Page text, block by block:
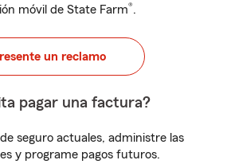
móvil de State Farm®.
un reclamo
pagar una factura?
seguro actuales, administre las
y programe pagos futuros.